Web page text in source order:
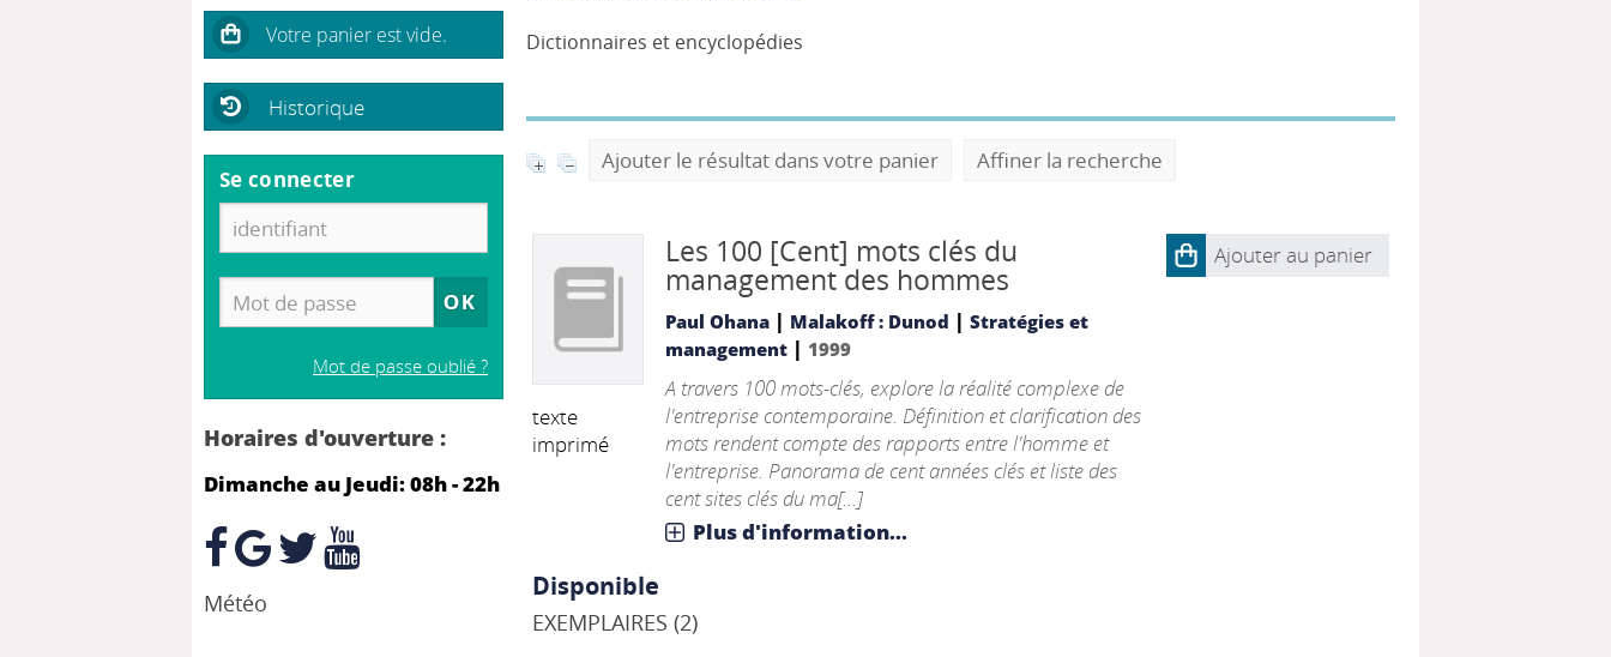
Dictionnaires et encyclopédies
Ajouter le résultat dans votre panier Affiner la recherche
texte
imprimé
Les 100 [Cent] mots clés du
management des hommes
Paul Ohana | Malakoff : Dunod | Stratégies et
management| 1999
A travers 100 mots-clés, explore la réalité complexe de
l'entreprise contemporaine. Définition et clarification des
mots rendent compte des rapports entre l'homme et
l'entreprise. Panorama de cent années clés et liste des
cent sites clés du ma[...]
Plus d'information...
Ajouter au panier
Disponible
EXEMPLAIRES (2)
Historique
Se connecter
Mot de passe oublié ?
Horaires d'ouverture :
Dimanche au Jeudi: 08h - 22h
Météo